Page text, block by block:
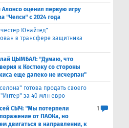
Алонсо оценил первую игру
"Челси" с 2024 года
Юнайтед"
в трансфере защитника
ЦЫМБАЛ: "Думаю, что
к Костюку со стороны
еще далеко не исчерпан"
готова продать своего
за 40 млн евро
СЫЧ: "Мы потерпели
от ПАОКа, но
двигаться в направлении, к
1